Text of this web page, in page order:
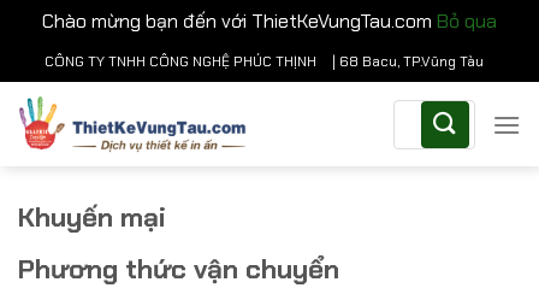
Chào mừng bạn đến với ThietKeVungTau.com Bỏ qua
Chuyển
đến
nội
dung
CÔNG TY TNHH CÔNG NGHỆ PHÚC THỊNH | 68 Bacu, TP.Vũng Tàu
kiếm:
Khuyến mại
Phương thức vận chuyển